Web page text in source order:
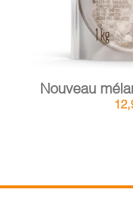
Nouveau